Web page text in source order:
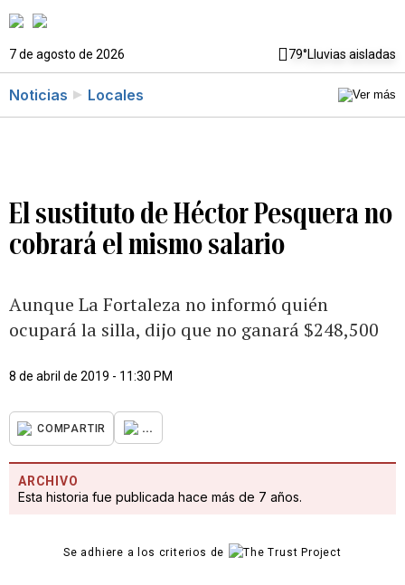
7 de agosto de 2026 79°Lluvias aisladas
Noticias Locales
El sustituto de Héctor Pesquera no
cobrará el mismo salario
Aunque La Fortaleza no informó quién
ocupará la silla, dijo que no ganará $248,500
8 de abril de 2019 - 11:30 PM
COMPARTIR ...
ARCHIVO
Esta historia fue publicada hace más de 7 años.
Se adhiere a los criterios de